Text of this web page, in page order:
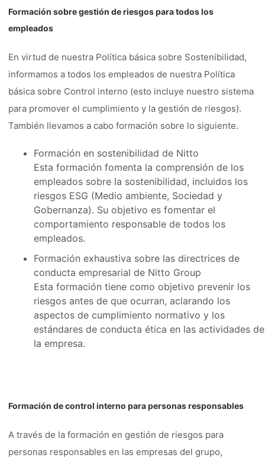
Formación sobre gestión de riesgos para todos los
empleados
En virtud de nuestra Política básica sobre Sostenibilidad,
informamos a todos los empleados de nuestra Política
básica sobre Control interno (esto incluye nuestro sistema
para promover el cumplimiento y la gestión de riesgos).
También llevamos a cabo formación sobre lo siguiente.
Formación en sostenibilidad de Nitto
Esta formación fomenta la comprensión de los
empleados sobre la sostenibilidad, incluidos los
riesgos ESG (Medio ambiente, Sociedad y
Gobernanza). Su objetivo es fomentar el
comportamiento responsable de todos los
empleados.
Formación exhaustiva sobre las directrices de
conducta empresarial de Nitto Group
Esta formación tiene como objetivo prevenir los
riesgos antes de que ocurran, aclarando los
aspectos de cumplimiento normativo y los
estándares de conducta ética en las actividades de
la empresa.
Formación de control interno para personas responsables
A través de la formación en gestión de riesgos para
personas responsables en las empresas del grupo,